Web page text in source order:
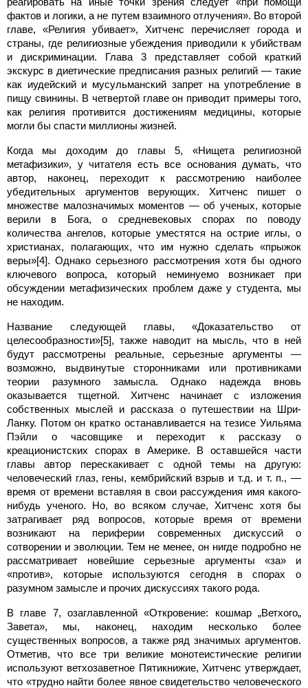
фактов и логики, а не путем взаимного отлучения». Во второй
главе, «Религия убивает», Хитченс перечисляет города и
страны, где религиозные убеждения приводили к убийствам
и дискриминации. Глава 3 представляет собой краткий
экскурс в диетические предписания разных религий — такие
как иудейский и мусульманский запрет на употребление в
пищу свинины. В четвертой главе он приводит примеры того,
как религия противится достижениям медицины, которые
могли бы спасти миллионы жизней.
Когда мы доходим до главы 5, «Нищета религиозной
метафизики», у читателя есть все основания думать, что
автор, наконец, переходит к рассмотрению наиболее
убедительных аргументов верующих. Хитченс пишет о
множестве малозначимых моментов — об ученых, которые
верили в Бога, о средневековых спорах по поводу
количества ангелов, которые уместятся на острие иглы, о
христианах, полагающих, что им нужно сделать «прыжок
веры»[4]. Однако серьезного рассмотрения хотя бы одного
ключевого вопроса, который неминуемо возникает при
обсуждении метафизических проблем даже у студента, мы
не находим.
Название следующей главы, «Доказательство от
целесообразности»[5], также наводит на мысль, что в ней
будут рассмотрены реальные, серьезные аргументы —
возможно, выдвинутые сторонниками или противниками
теории разумного замысла. Однако надежда вновь
оказывается тщетной. Хитченс начинает с изложения
собственных мыслей и рассказа о путешествии на Шри-
Ланку. Потом он кратко останавливается на тезисе Уильяма
Пэйли о часовщике и переходит к рассказу о
креационистских спорах в Америке. В оставшейся части
главы автор перескакивает с одной темы на другую:
человеческий глаз, гены, кембрийский взрыв и т.д. и т. п., —
время от времени вставляя в свои рассуждения имя какого-
нибудь ученого. Но, во всяком случае, Хитченс хотя бы
затрагивает ряд вопросов, которые время от времени
возникают на периферии современных дискуссий о
сотворении и эволюции. Тем не менее, он нигде подробно не
рассматривает новейшие серьезные аргументы «за» и
«против», которые используются сегодня в спорах о
разумном замысле и прочих дискуссиях такого рода.
В главе 7, озаглавленной «Откровение: кошмар „Ветхого„
Завета», мы, наконец, находим несколько более
существенных вопросов, а также ряд значимых аргументов.
Отметив, что все три великие монотеистические религии
используют ветхозаветное Пятикнижие, Хитченс утверждает,
что «трудно найти более явное свидетельство человеческого